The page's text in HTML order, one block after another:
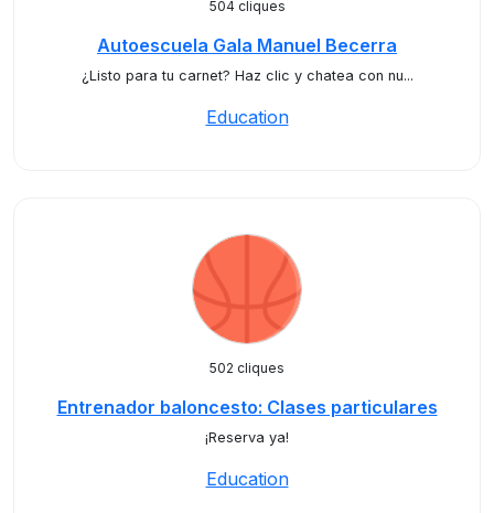
504 cliques
Autoescuela Gala Manuel Becerra
¿Listo para tu carnet? Haz clic y chatea con nu...
Education
502 cliques
Entrenador baloncesto: Clases particulares
¡Reserva ya!
Education